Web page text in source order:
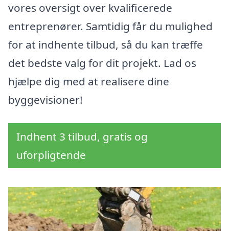
vores oversigt over kvalificerede
entreprenører. Samtidig får du mulighed
for at indhente tilbud, så du kan træffe
det bedste valg for dit projekt. Lad os
hjælpe dig med at realisere dine
byggevisioner!
Indhent 3 tilbud, gratis og
uforpligtende